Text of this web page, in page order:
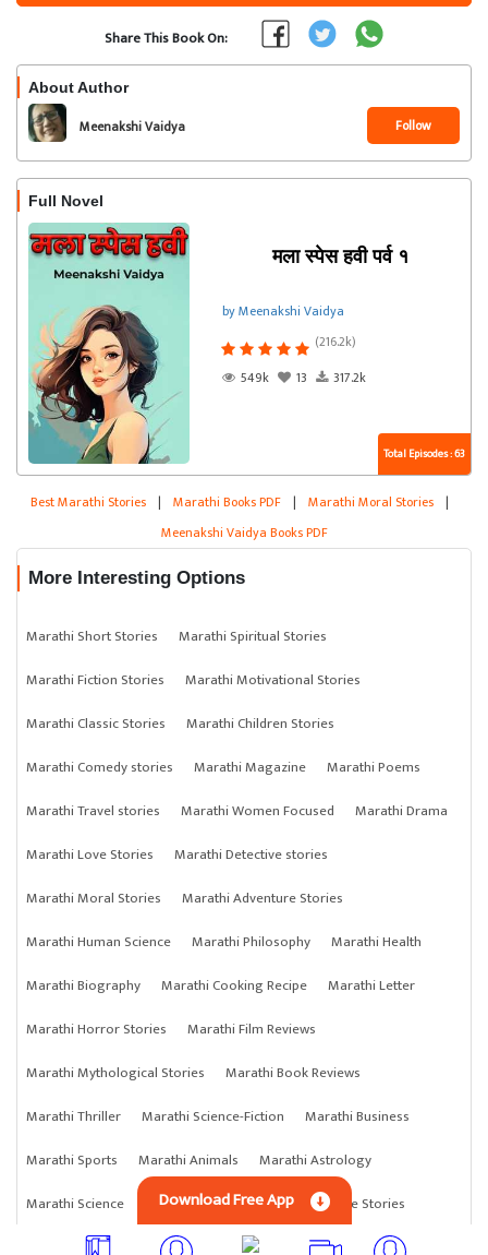
Share This Book On:
About Author
Meenakshi Vaidya Follow
Full Novel
मला स्पेस हवी पर्व १
by Meenakshi Vaidya
(216.2k)
549k
13 317.2k
Total Episodes : 63
Best Marathi Stories | Marathi Books PDF | Marathi Moral Stories |
Meenakshi Vaidya Books PDF
More Interesting Options
Marathi Short Stories
Marathi Spiritual Stories
Marathi Fiction Stories
Marathi Motivational Stories
Marathi Classic Stories
Marathi Children Stories
Marathi Comedy stories
Marathi Magazine
Marathi Poems
Marathi Travel stories
Marathi Women Focused
Marathi Drama
Marathi Love Stories
Marathi Detective stories
Marathi Moral Stories
Marathi Adventure Stories
Marathi Human Science
Marathi Philosophy
Marathi Health
Marathi Biography
Marathi Cooking Recipe
Marathi Letter
Marathi Horror Stories
Marathi Film Reviews
Marathi Mythological Stories
Marathi Book Reviews
Marathi Thriller
Marathi Science-Fiction
Marathi Business
Marathi Sports
Marathi Animals
Marathi Astrology
Marathi Science
Marathi Anything Marathi Crime Stories
Download Free App